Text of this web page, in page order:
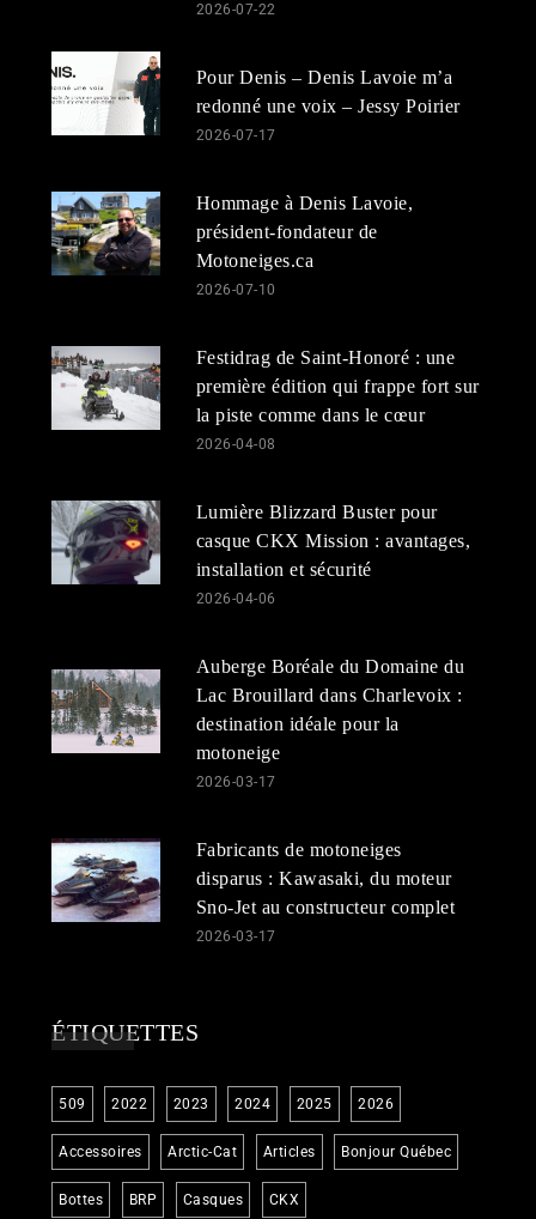
2026-07-22
Pour Denis – Denis Lavoie m’a
redonné une voix – Jessy Poirier
2026-07-17
Hommage à Denis Lavoie,
président-fondateur de
Motoneiges.ca
2026-07-10
Festidrag de Saint-Honoré : une
première édition qui frappe fort sur
la piste comme dans le cœur
2026-04-08
Lumière Blizzard Buster pour
casque CKX Mission : avantages,
installation et sécurité
2026-04-06
Auberge Boréale du Domaine du
Lac Brouillard dans Charlevoix :
destination idéale pour la
motoneige
2026-03-17
Fabricants de motoneiges
disparus : Kawasaki, du moteur
Sno-Jet au constructeur complet
2026-03-17
ÉTIQUETTES
509 2022 2023 2024 2025 2026
Accessoires Arctic-Cat Articles Bonjour Québec
Bottes BRP Casques CKX